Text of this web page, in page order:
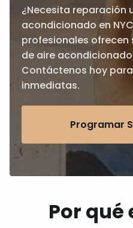
¿Necesita reparación
acondicionado en
profesionales ofrecen
de aire
Contáctenos hoy
inmediatas.
Programar
Por qué